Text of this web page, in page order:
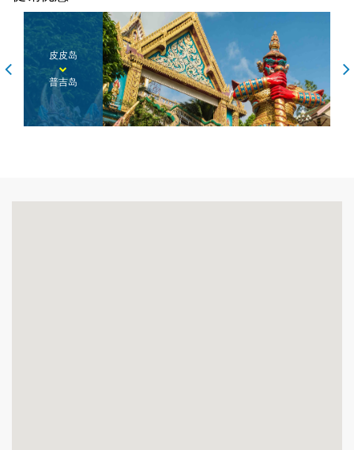
皮皮岛
普吉岛